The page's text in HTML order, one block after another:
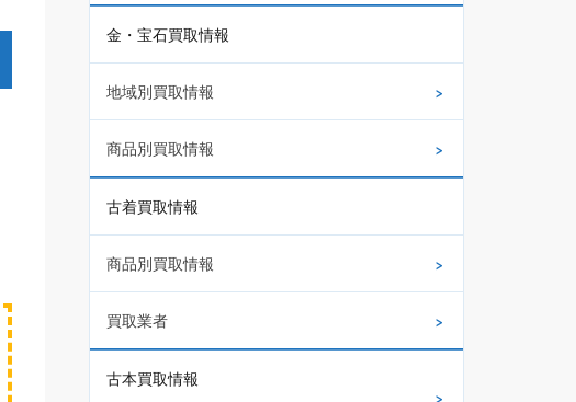
金・宝石買取情報
地域別買取情報
商品別買取情報
古着買取情報
商品別買取情報
買取業者
古本買取情報